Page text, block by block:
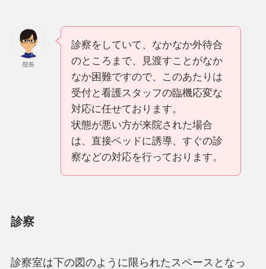
院長
診察をしていて、なかなか外待合
のところまで、見渡すことがなか
なか困難ですので、このあたりは
受付と看護スタッフの臨機応変な
対応に任せております。
状態が悪い方が来院された場合
は、直接ベッドに誘導、すぐの診
察などの対応を行っております。
診察
診察室は下の図のように限られたスペースとなっ